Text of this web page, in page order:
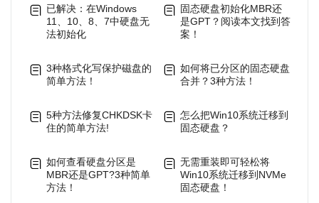
已解决：在Windows
11、10、8、7中硬盘无
法初始化
3种格式化写保护磁盘的
简单方法！
5种方法修复CHKDSK卡
住的简单方法!
如何查看硬盘分区是
MBR还是GPT?3种简单
方法！
固态硬盘初始化MBR还
是GPT？阅读本文找到答
案！
如何将已分区的固态硬盘
合并？3种方法！
怎么把Win10系统迁移到
固态硬盘？
无需重装即可轻松将
Win10系统迁移到NVMe
固态硬盘！